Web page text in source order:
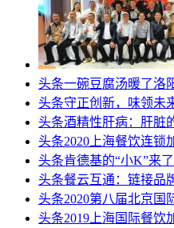
头条一碗豆腐汤暖了洛
头条守正创新，味领未
头条酒精性肝病：肝脏
头条2020上海餐饮连锁
头条肯德基的“小K”来
头条餐云互通：链接品
头条2020第八届北京国
头条2019上海国际餐饮